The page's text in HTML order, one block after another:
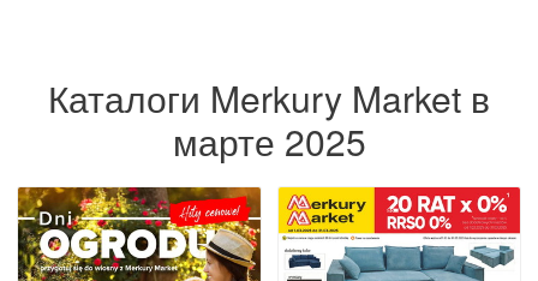
Каталоги Merkury Market в
марте 2025